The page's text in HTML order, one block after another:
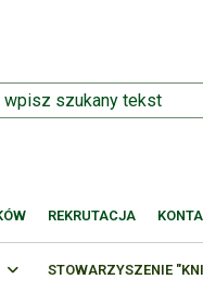
REKRUTACJA
STOWARZYSZENIE